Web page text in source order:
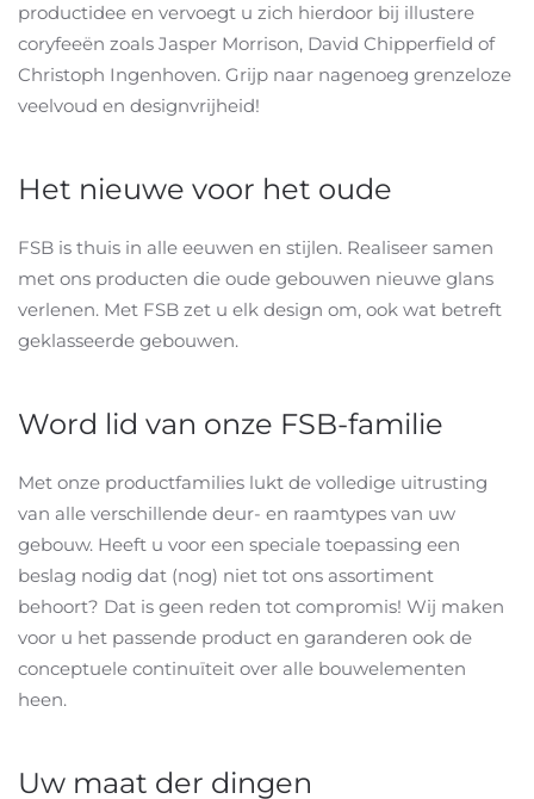
productidee en vervoegt u zich hierdoor bij illustere
coryfeeën zoals Jasper Morrison, David Chipperfield of
Christoph Ingenhoven. Grijp naar nagenoeg grenzeloze
veelvoud en designvrijheid!
Het nieuwe voor het oude
FSB is thuis in alle eeuwen en stijlen. Realiseer samen
met ons producten die oude gebouwen nieuwe glans
verlenen. Met FSB zet u elk design om, ook wat betreft
geklasseerde gebouwen.
Word lid van onze FSB-familie
Met onze productfamilies lukt de volledige uitrusting
van alle verschillende deur- en raamtypes van uw
gebouw. Heeft u voor een speciale toepassing een
beslag nodig dat (nog) niet tot ons assortiment
behoort? Dat is geen reden tot compromis! Wij maken
voor u het passende product en garanderen ook de
conceptuele continuïteit over alle bouwelementen
heen.
Uw maat der dingen